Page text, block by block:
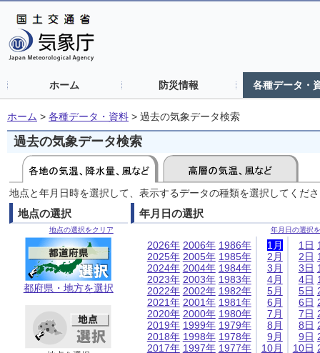
ホーム 防災情報 各種データ・
ホーム > 各種データ・資料 > 過去の気象データ検索
過去の気象データ検索
地点と年月日時を選択して、表示するデータの種類を選択してくだ
地点の選択
地点の選択をクリア
都府県・地方を選択
年月日の選択
年月日の選択
2026年
2025年
2024年
2023年
2022年
2021年
2020年
2019年
2018年
2017年
2006年
2005年
2004年
2003年
2002年
2001年
2000年
1999年
1998年
1997年
1986年
1985年
1984年
1983年
1982年
1981年
1980年
1979年
1978年
1977年
1月
2月
3月
4月
5月
6月
7月
8月
9月
10月
1日
2日
3日
4日
5日
6日
7日
8日
9日
10日